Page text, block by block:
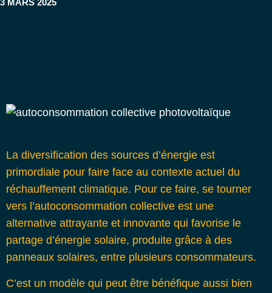
3 MARS 2025
La diversification des sources d’énergie est
primordiale pour faire face au contexte actuel du
réchauffement climatique. Pour ce faire, se tourner
vers l’autoconsommation collective est une
alternative attrayante et innovante qui favorise le
partage d’énergie solaire, produite grâce à des
panneaux solaires, entre plusieurs consommateurs.
C’est un modèle qui peut être bénéfique aussi bien